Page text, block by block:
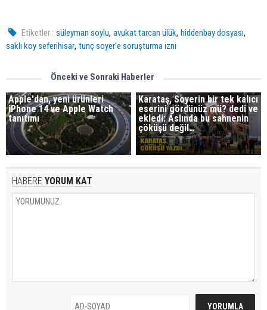
Etiketler : süleyman soylu,avukat tarcan ülük,hiddenbay dosyası,
saklı koy seferihisar, tunç soyer'e soruşturma izni
Önceki ve Sonraki Haberler
Apple'dan, yeni ürünleri
iPhone 14 ve Apple Watch
tanıtımı
Karataş, Soyerin bir tek kalıcı
eserini gördünüz mü? dedi ve
ekledi: Aslında bu sahnenin
çöküşü değil…
HABERE YORUM KAT